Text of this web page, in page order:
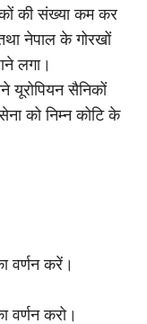
की संख्या कम कर
नेपाल के गोरखों
लगा।
यूरोपियन सैनिकों
को निम्न कोटि के
वर्णन करें।
वर्णन करो।